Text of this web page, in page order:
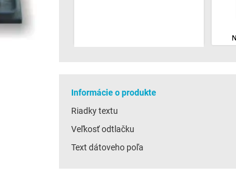
Informácie o produkte
Riadky textu
Veľkosť odtlačku
Text dátoveho poľa